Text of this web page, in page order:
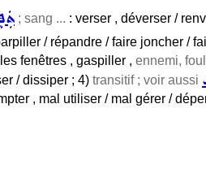
; sang ... : verser , déverser /
/ répandre / faire joncher /
fenêtres , gaspiller , ennemi,
/ dissiper ; 4) transitif ; voir aussi
, mal utiliser / mal gérer /